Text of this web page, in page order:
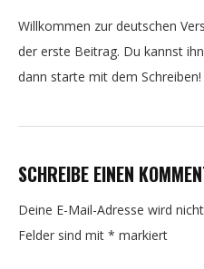
Willkommen zur deutschen
der erste Beitrag. Du kannst
dann starte mit dem Schreiben!
SCHREIBE EINEN
Deine E-Mail-Adresse wird
Felder sind mit * markiert